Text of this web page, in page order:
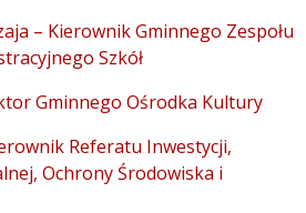
– Kierownik Gminnego Zespołu
Szkół
Gminnego Ośrodka Kultury
Referatu Inwestycji,
Ochrony Środowiska i